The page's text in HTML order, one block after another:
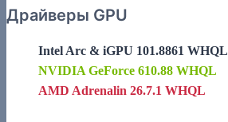
Драйверы GPU
Intel Arc & iGPU 101.8861 WHQL
NVIDIA GeForce 610.88 WHQL
AMD Adrenalin 26.7.1 WHQL